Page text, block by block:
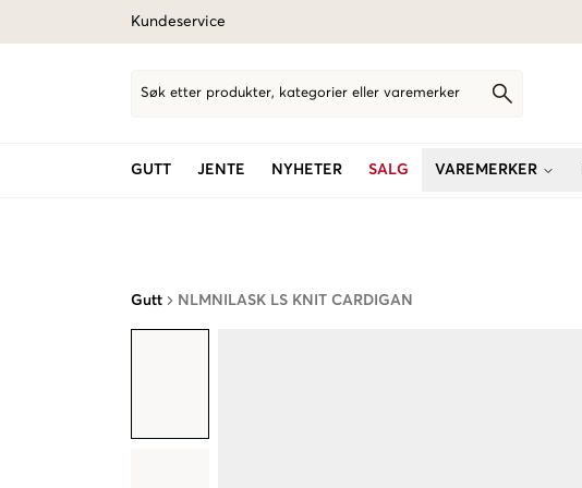
Kundeservice
Søk etter produkter, kategorier eller varemerker
GUTT JENTE NYHETER SALG VAREMERKER
Gutt NLMNILASK LS KNIT CARDIGAN